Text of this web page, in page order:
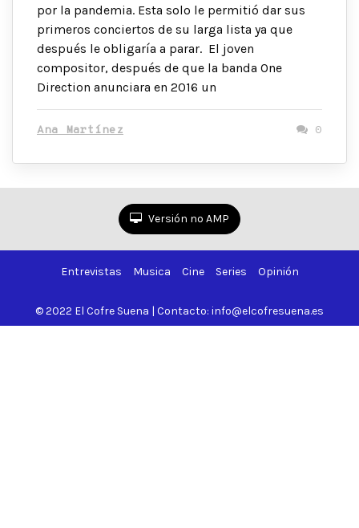
por la pandemia. Esta solo le permitió dar sus
primeros conciertos de su larga lista ya que
después le obligaría a parar. El joven
compositor, después de que la banda One
Direction anunciara en 2016 un
Ana Martínez 0
Versión no AMP
Entrevistas Musica Cine Series Opinión
© 2022 El Cofre Suena | Contacto: info@elcofresuena.es